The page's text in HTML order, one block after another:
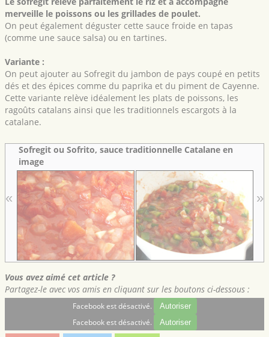
merveille le poissons ou les grillades de poulet.
On peut également déguster cette sauce froide en tapas
(comme une sauce salsa) ou en tartines.
Variante :
On peut ajouter au Sofregit du jambon de pays coupé en petits
dés et des épices comme du paprika et du piment de Cayenne.
Cette variante relève idéalement les plats de poissons, les
ragoûts catalans ainsi que les traditionnels escargots à la
catalane.
Sofregit ou Sofrito, sauce traditionnelle Catalane en
image
« »
Vous avez aimé cet article ?
Partagez-le avec vos amis en cliquant sur les boutons ci-dessous :
Facebook est désactivé. Autoriser
Facebook est désactivé. Autoriser